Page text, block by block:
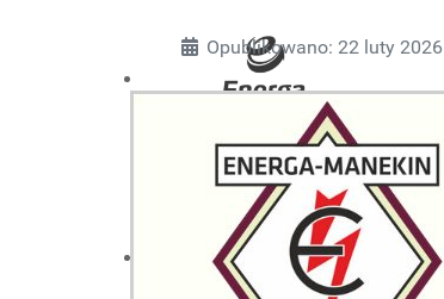
SzczegółyOpublikowano: 22 luty 2026